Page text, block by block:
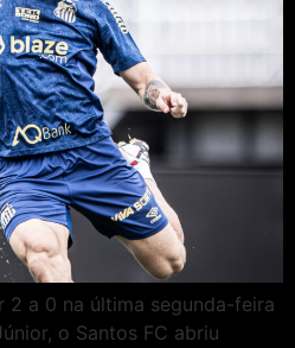
2 a 0 na última segunda-feira
o Santos FC abriu